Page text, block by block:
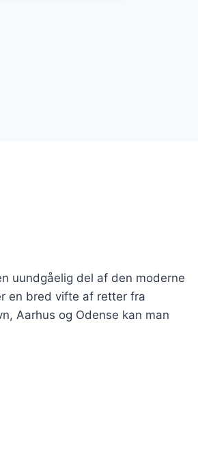
uundgåelig del af den moderne
en bred vifte af retter fra
Aarhus og Odense kan man